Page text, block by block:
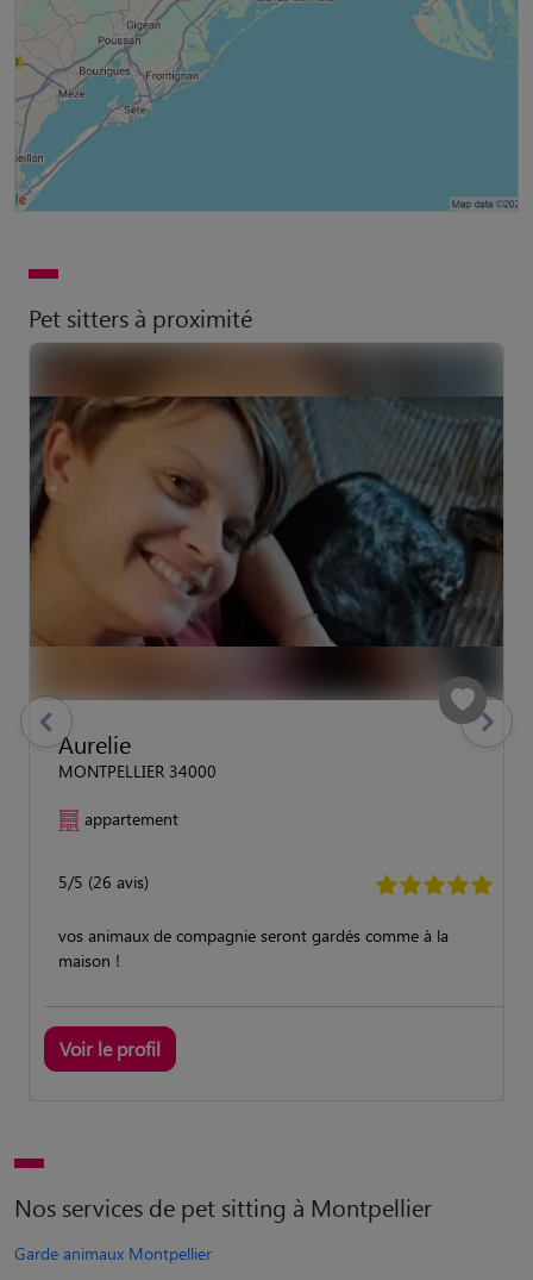
Pet sitters à proximité
Aurelie
MONTPELLIER 34000
appartement
5/5 (26 avis)
vos animaux de compagnie seront gardés comme à la
maison !
Voir le profil
previous Suivant
Nos services de pet sitting à Montpellier
Garde animaux Montpellier